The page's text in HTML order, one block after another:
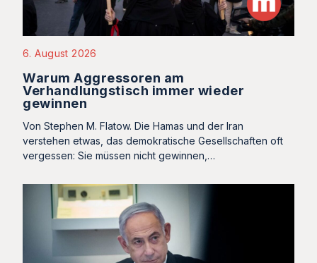
6. August 2026
Warum Aggressoren am
Verhandlungstisch immer wieder
gewinnen
Von Stephen M. Flatow. Die Hamas und der Iran
verstehen etwas, das demokratische Gesellschaften oft
vergessen: Sie müssen nicht gewinnen,…